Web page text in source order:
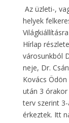
Az üzleti-,
helyek
Hírlap
városunkból
neje, Dr.
Kovács
után 3
terv szerint
érkeztek. Itt